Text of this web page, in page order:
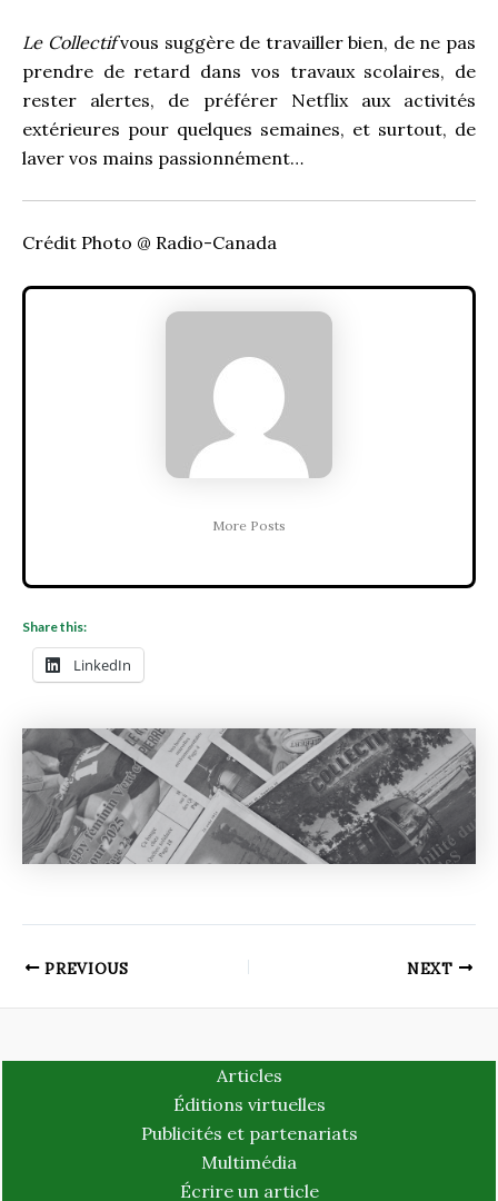
Le Collectifvous suggère de travailler bien, de ne pas
prendre de retard dans vos travaux scolaires, de
rester alertes, de préférer Netflix aux activités
extérieures pour quelques semaines, et surtout, de
laver vos mains passionnément…
Crédit Photo @ Radio-Canada
More Posts
Share this:
LinkedIn
PREVIOUS NEXT
Articles
Éditions virtuelles
Publicités et partenariats
Multimédia
Écrire un article